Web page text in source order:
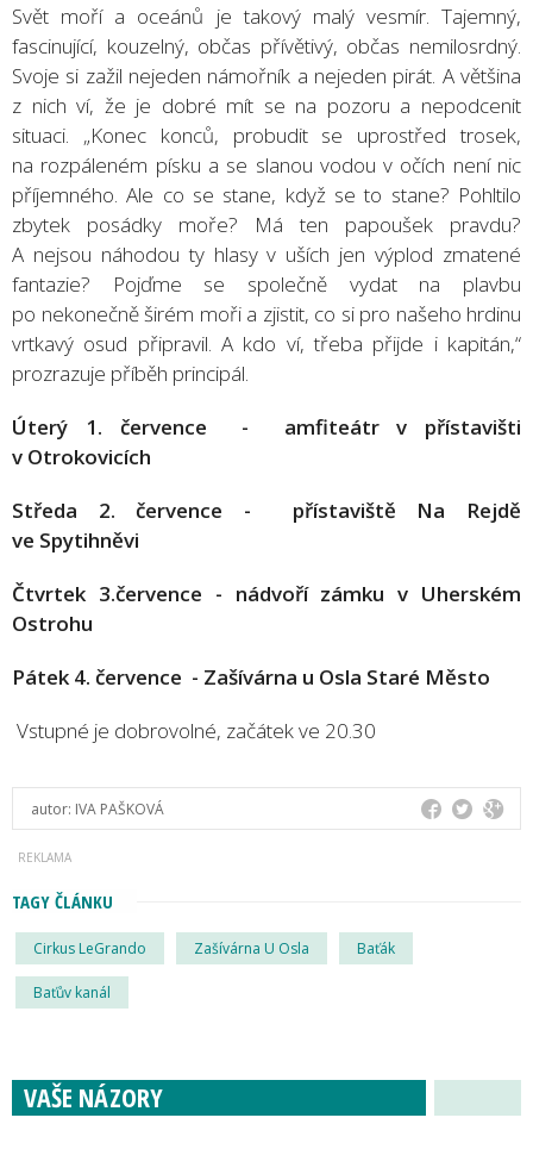
Svět moří a oceánů je takový malý vesmír. Tajemný,
fascinující, kouzelný, občas přívětivý, občas nemilosrdný.
Svoje si zažil nejeden námořník a nejeden pirát. A většina
z nich ví, že je dobré mít se na pozoru a nepodcenit
situaci. „Konec konců, probudit se uprostřed trosek,
na rozpáleném písku a se slanou vodou v očích není nic
příjemného. Ale co se stane, když se to stane? Pohltilo
zbytek posádky moře? Má ten papoušek pravdu?
A nejsou náhodou ty hlasy v uších jen výplod zmatené
fantazie? Pojďme se společně vydat na plavbu
po nekonečně širém moři a zjistit, co si pro našeho hrdinu
vrtkavý osud připravil. A kdo ví, třeba přijde i kapitán,“
prozrazuje příběh principál.
Úterý 1. července - amfiteátr v přístavišti
v Otrokovicích
Středa 2. července - přístaviště Na Rejdě
ve Spytihněvi
Čtvrtek 3.července - nádvoří zámku v Uherském
Ostrohu
Pátek 4. července - Zašívárna u Osla Staré Město
Vstupné je dobrovolné, začátek ve 20.30
autor: IVA PAŠKOVÁ
TAGY ČLÁNKU
Cirkus LeGrando Zašívárna U Osla Baťák
Baťův kanál
VAŠE NÁZORY